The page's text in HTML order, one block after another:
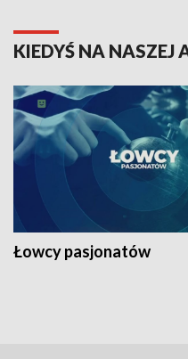
KIEDYŚ NA NASZEJ
Łowcy pasjonatów